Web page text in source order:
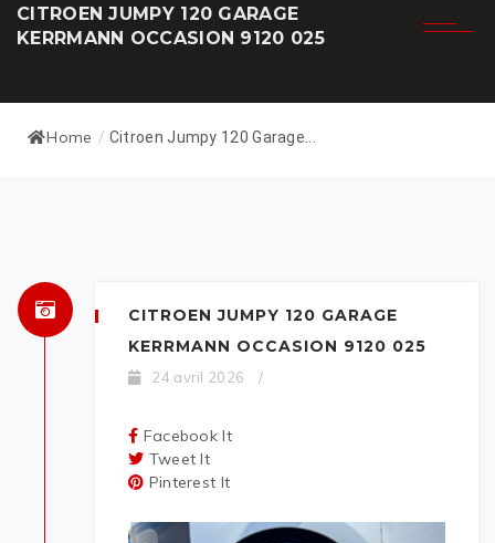
CITROEN JUMPY 120 GARAGE
KERRMANN OCCASION 9120 025
Home / Citroen Jumpy 120 Garage...
CITROEN JUMPY 120 GARAGE
KERRMANN OCCASION 9120 025
24 avril 2026 /
Facebook It
Tweet It
Pinterest It